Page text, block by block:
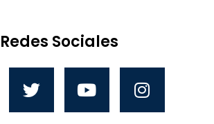
Redes Sociales